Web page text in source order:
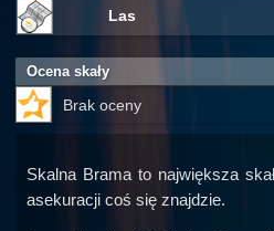
Las
Ocena skały
Brak oceny
Skalna Brama to największa
asekuracji coś się znajdzie.